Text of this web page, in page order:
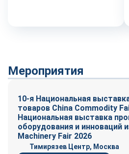
Мероприятия
10-я Национальная
товаров China Commodity
Национальная выставка
оборудования и инноваций
Machinery Fair 2026
Тимирязев Центр, Москва